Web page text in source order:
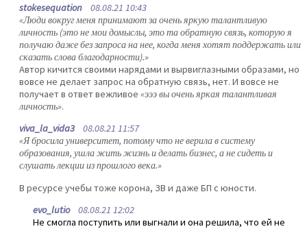
stokesequation 08.08.21 10:43
«Люди вокруг меня принимают за очень яркую талантливую
личность (это не мои домыслы, это та обратную связь, которую я
получаю даже без запроса на нее, когда меня хотят поддержать или
сказать слова благодарности).»
Автор кичится своими нарядами и вырвиглазными образами, но
вовсе не делает запрос на обратную связь, нет. И вовсе не
получает в ответ вежливое «эээ вы очень яркая талантливая
личность».
viva_la_vida3 08.08.21 11:57
«Я бросила университет, потому что не верила в систему
образования, ушла жить жизнь и делать бизнес, а не сидеть и
слушать лекции из прошлого века.»
В ресурсе учебы тоже корона, ЗВ и даже БП с юности.
evo_lutio08.08.21 12:02
Не смогла поступить или выгнали и она решила, что ей не